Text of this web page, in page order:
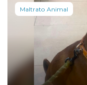
Maltrato Animal